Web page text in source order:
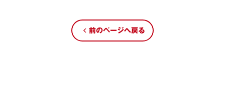
前のページへ戻る